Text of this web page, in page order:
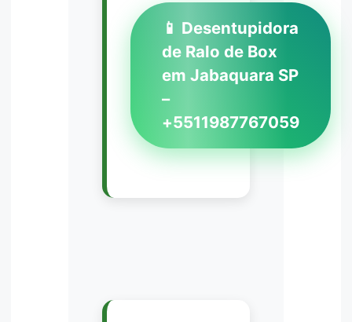
📱 Desentupidora
de Ralo de Box
em Jabaquara SP
–
+5511987767059